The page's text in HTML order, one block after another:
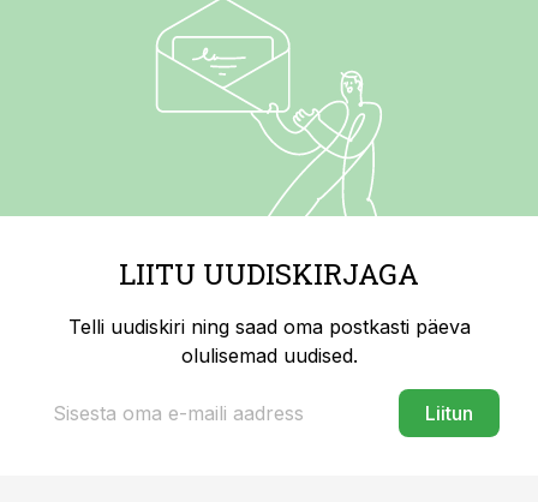
LIITU UUDISKIRJAGA
Telli uudiskiri ning saad oma postkasti päeva
olulisemad uudised.
Liitun